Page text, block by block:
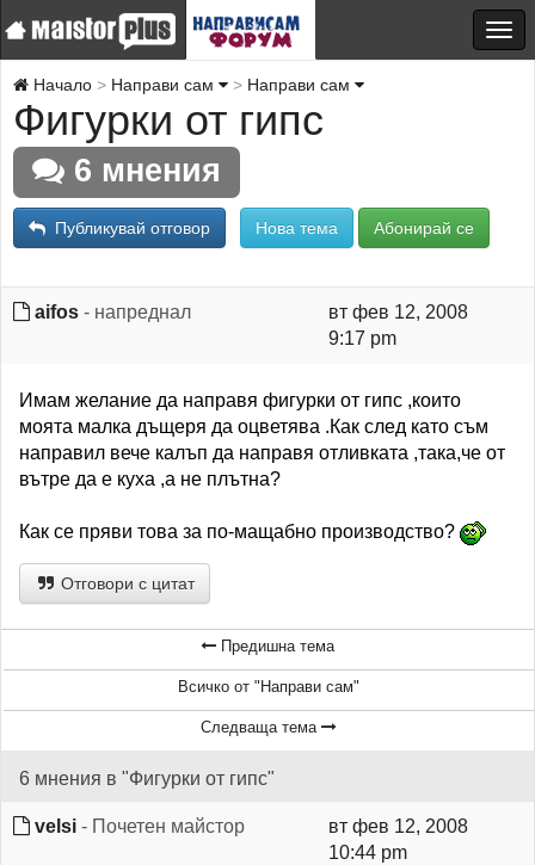
Начало Направи сам Направи сам
Фигурки от гипс
6 мнения
Публикувай отговор Нова тема Абонирай се
aifos - напреднал
вт фев 12, 2008
9:17 pm
Имам желание да направя фигурки от гипс ,които
моята малка дъщеря да оцветява .Как след като съм
направил вече калъп да направя отливката ,така,че от
вътре да е куха ,а не плътна?
Как се пряви това за по-мащабно производство?
Отговори с цитат
Предишна тема
Всичко от "Направи сам"
Следваща тема
6 мнения в "Фигурки от гипс"
velsi - Почетен майстор
вт фев 12, 2008
10:44 pm